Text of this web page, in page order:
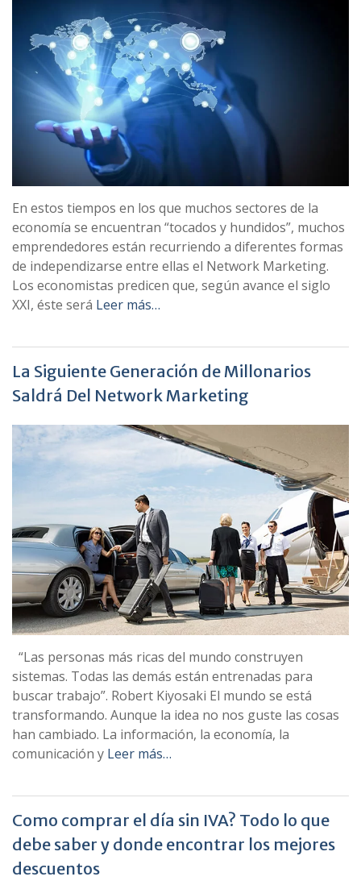
En estos tiempos en los que muchos sectores de la
economía se encuentran “tocados y hundidos”, muchos
emprendedores están recurriendo a diferentes formas
de independizarse entre ellas el Network Marketing.
Los economistas predicen que, según avance el siglo
XXI, éste será Leer más…
La Siguiente Generación de Millonarios
Saldrá Del Network Marketing
“Las personas más ricas del mundo construyen
sistemas. Todas las demás están entrenadas para
buscar trabajo”. Robert Kiyosaki El mundo se está
transformando. Aunque la idea no nos guste las cosas
han cambiado. La información, la economía, la
comunicación y Leer más…
Como comprar el día sin IVA? Todo lo que
debe saber y donde encontrar los mejores
descuentos